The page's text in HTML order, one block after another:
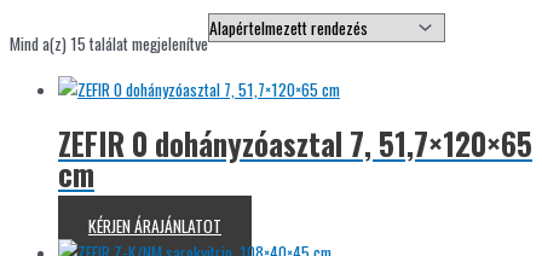
Mind a(z) 15 találat megjelenítve
ZEFIR 0 dohányzóasztal 7, 51,7×120×65
cm
KÉRJEN ÁRAJÁNLATOT